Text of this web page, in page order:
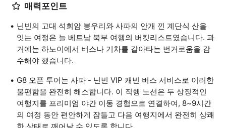
매력포인트
닌빈의 고대 석회암 봉우리와 사파의 안개 낀 계단식 산을
잇는 여정은 늘 베트남 북부 여행의 버킷리스트였습니다. 과
거에는 하노이에서 버스나 기차를 갈아타는 번거로움을 감
수해야 했습니다.
G8 오픈 투어는 사파 - 닌빈 VIP 캐빈 버스 서비스로 이러한
불편함을 완전히 해소합니다. 이 직행 노선은 두 상징적인
여행지를 프리미엄 야간 이동 경험으로 연결하여, 8~9시간
의 여정 동안 편안하게 잠들고 다음 여행지에서 완전히 상쾌